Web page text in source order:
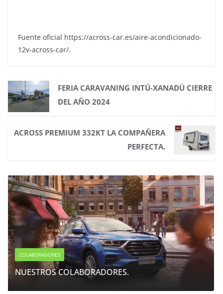
Fuente oficial https://across-car.es/aire-acondicionado-
12v-across-car/.
FERIA CARAVANING INTÚ-XANADÚ CIERRE
DEL AÑO 2024
ACROSS PREMIUM 332KT LA COMPAÑERA
PERFECTA.